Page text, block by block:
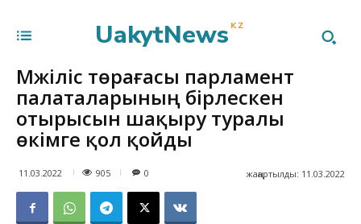
UakytNews KZ
Мәжіліс төрағасы парламент
палаталарының бірлескен
отырысын шақыру туралы
өкімге қол қойды
11.03.2022 905 жаңартылды: 11.03.2022
0